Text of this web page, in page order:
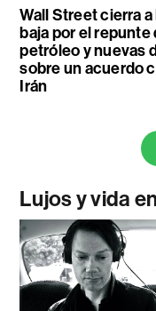
Wall Street cierra a
baja por el repunte
petróleo y nuevas
sobre un acuerdo
Irán
Lujos y vida